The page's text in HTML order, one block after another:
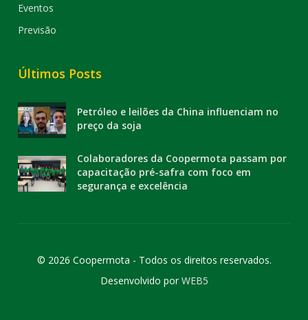
Eventos
Previsão
Últimos Posts
Petróleo e leilões da China influenciam no
preço da soja
Colaboradores da Coopermota passam por
capacitação pré-safra com foco em
segurança e excelência
© 2026 Coopermota - Todos os direitos reservados.
Desenvolvido porWEB5